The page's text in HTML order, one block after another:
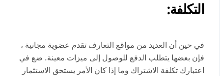
التكلفة:
في حين أن العديد من مواقع التعارف تقدم عضوية مجانية ،
فإن بعضها يتطلب الدفع للوصول إلى ميزات معينة. ضع في
اعتبارك تكلفة الاشتراك وما إذا كان الأمر يستحق الاستثمار